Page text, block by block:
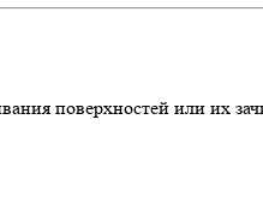
поверхностей или их